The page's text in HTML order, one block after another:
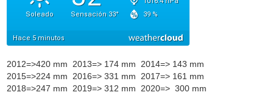
2012=>420 mm 2013=> 174 mm 2014=> 143 mm
2015=>224 mm 2016=> 331 mm 2017=> 161 mm
2018=>247 mm 2019=> 312 mm 2020=> 300 mm